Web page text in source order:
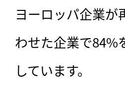
ヨーロッパ企業
わせた企業で84%
しています。